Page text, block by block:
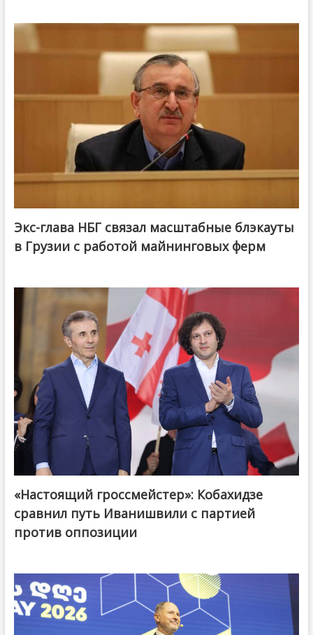
Экс-глава НБГ связал масштабные блэкауты
в Грузии с работой майнинговых ферм
@ქართული ოცნება / Georgian Dream
«Настоящий гроссмейстер»: Кобахидзе
сравнил путь Иванишвили с партией
против оппозиции